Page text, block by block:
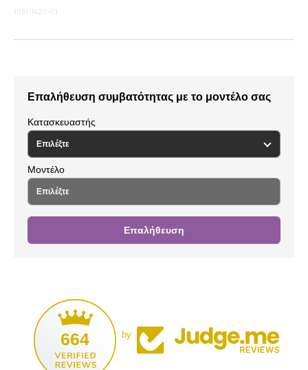
1091-1420-01
Επαλήθευση συμβατότητας με το μοντέλο σας
Κατασκευαστής
Μοντέλο
Επαλήθευση
664 by